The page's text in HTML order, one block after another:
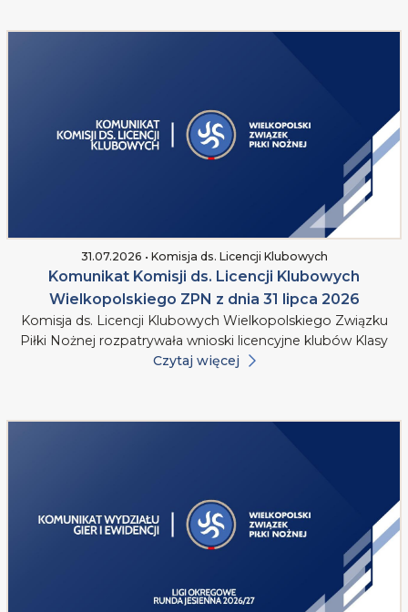
31.07.2026 • Komisja ds. Licencji Klubowych
Komunikat Komisji ds. Licencji Klubowych
Wielkopolskiego ZPN z dnia 31 lipca 2026
Komisja ds. Licencji Klubowych Wielkopolskiego Związku
Piłki Nożnej rozpatrywała wnioski licencyjne klubów Klasy
Czytaj więcej